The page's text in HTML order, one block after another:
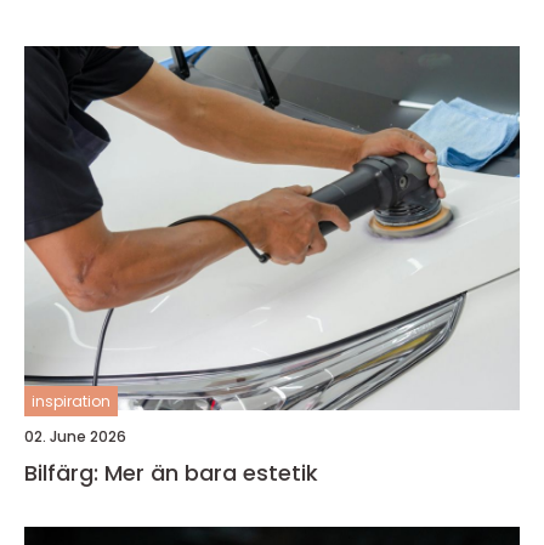
inspiration
02. June 2026
Bilfärg: Mer än bara estetik